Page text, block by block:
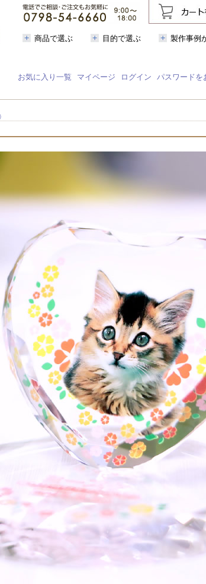
商品で選ぶ 目的で選ぶ 製作事例
お気に入り一覧 マイページ ログイン パスワードを